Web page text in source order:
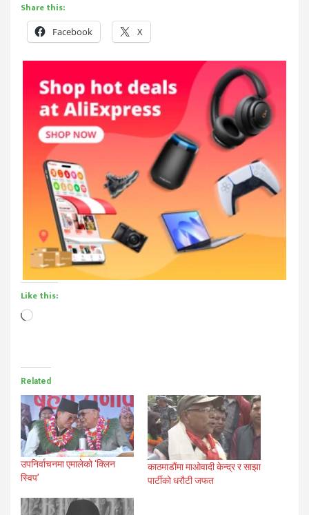
Share this:
Facebook X
Like this:
Loading…
Related
उपनिर्वाचनमा एमालेको ‘क्लिन
स्विप’
काठमाडौंमा माओवादी केन्द्र र साझा
पार्टीको धरौटी जफत